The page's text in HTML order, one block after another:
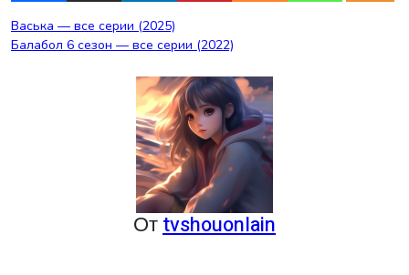
Навигация
по
Васька — все серии (2025)
Балабол 6 сезон — все серии (2022)
Отtvshouonlain